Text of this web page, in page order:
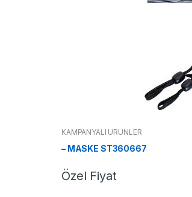
KAMPANYALI ÜRÜNLER
– MASKE ST360667
Özel Fiyat